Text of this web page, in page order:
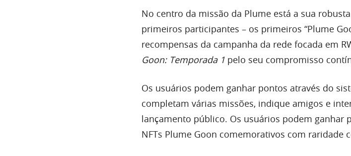
No centro da missão da Plume está a sua
primeiros participantes – os primeiros “Plume
recompensas da campanha da rede focada em
Goon: Temporada 1 pelo seu compromisso
Os usuários podem ganhar pontos através do
completam várias missões, indique amigos e
lançamento público. Os usuários podem ganhar
NFTs Plume Goon comemorativos com raridade